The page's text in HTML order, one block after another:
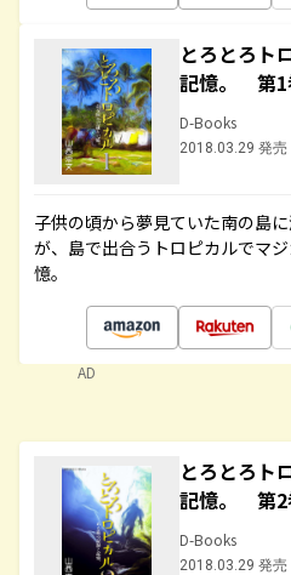
とろとろト
記憶。 第1
D-Books
2018.03.29 発売
子供の頃から夢見ていた南の島
が、島で出合うトロピカルでマ
憶。
AD
とろとろト
記憶。 第2
D-Books
2018.03.29 発売